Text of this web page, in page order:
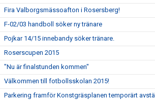
Fira Valborgsmässoafton i Rosersberg!
F-02/03 handboll söker ny tränare
Pojkar 14/15 innebandy söker tränare.
Roserscupen 2015
"Nu är finalstunden kommen"
Välkommen till fotbollsskolan 2015!
Parkering framför Konstgräsplanen temporärt